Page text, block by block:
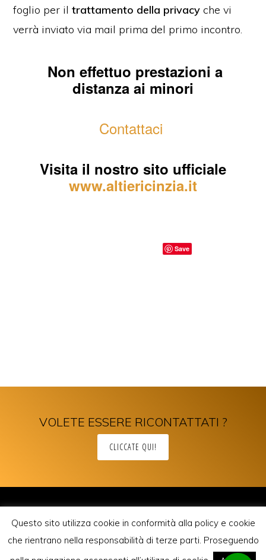
foglio per iltrattamento della privacy che vi
verrà inviato via mail prima del primo incontro.
Non effettuo prestazioni a
distanza ai minori
Contattaci
Visita il nostro sito ufficiale
www.altiericinzia.it
Save
VOLETE ESSERE RICONTATTATI ?
CLICCATE QUI!
COPYRIGHT © 2019 by -Realizzazione siti internet -Solution Group
DOVE SONO
Questo sito utilizza cookie in conformità alla policy e cookie
che rientrano nella responsabilità di terze parti. Proseguendo